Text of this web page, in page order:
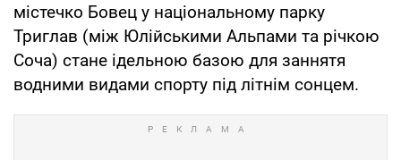
містечко Бовец у національному парку
Триглав (між Юлійськими Альпами та річкою
Соча) стане ідельною базою для заннятя
водними видами спорту під літнім сонцем.